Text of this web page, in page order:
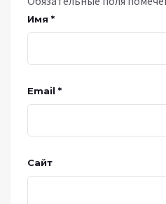
Имя *
Email *
Сайт